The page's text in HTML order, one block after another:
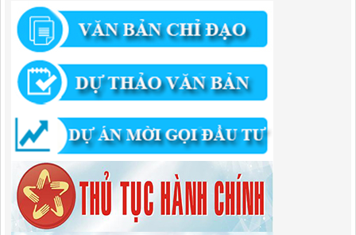
294/QĐ-UBND
QUYẾT ĐỊNH Về việc phê duyệt quy trình nội bộ giải quyết thủ tục
hành chính trong lĩnh vực đầu tư tại Việt Nam thuộc thẩm quyền giải
quyết của Ban Quản lý Khu kinh tế tỉnh Cao Bằng
Lượt xem:670 | lượt tải:203
292/QĐ-UBND
Quyết định về việc công bố danh mục thủ tục hành chính mới ban
hành trong lĩnh vực khu công nghiệp, khu kinh tế thuộc thẩm quyền
giải quyết của Ban Quản lý Khu kinh tế tỉnh Cao Bằng
Lượt xem:510 | lượt tải:363
314/QĐ-BQLKKT
QUYẾT ĐỊNH Về việc công bố công khai thu hồi dự toán chi ngân
sách năm 2024